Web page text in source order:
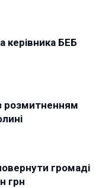
керівника БЕБ
розмитненням
громаді
грн